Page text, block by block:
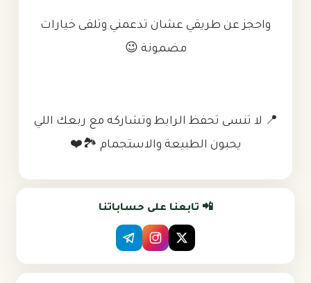
واحجز عن طريقي عشان تدعمني وتلقى خيارات
مضمونة 😉
📍 لا تنسى تحفظ الرابط وتشاركه مع ربعك اللي
يحبون الطبيعة والاستجمام 🏞️❤️
📲 تابعنا على حساباتنا